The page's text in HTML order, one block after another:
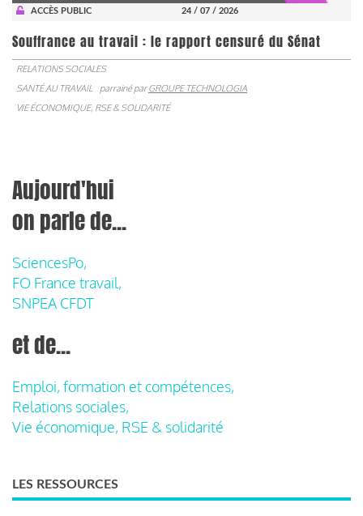
ACCÈS PUBLIC
24 / 07 / 2026
Souffrance au travail : le rapport censuré du Sénat
RELATIONS SOCIALES
SANTÉ AU TRAVAIL
parrainé parGROUPE TECHNOLOGIA
VIE ÉCONOMIQUE, RSE & SOLIDARITÉ
Aujourd'hui
on parle de...
SciencesPo,
FO France travail,
SNPEA CFDT
et de...
Emploi, formation et compétences,
Relations sociales,
Vie économique, RSE & solidarité
LES RESSOURCES